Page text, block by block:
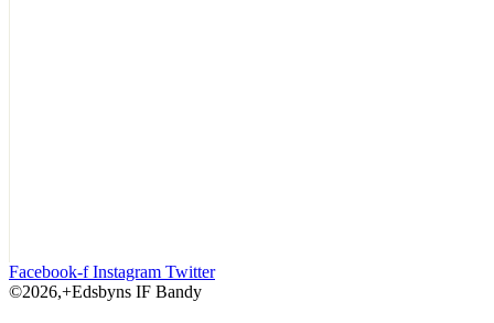
Facebook-f Instagram Twitter
©2026,+Edsbyns IF Bandy